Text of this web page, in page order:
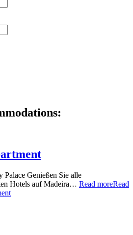
Palace Genießen Sie alle
Hotels auf Madeira… Read moreRead